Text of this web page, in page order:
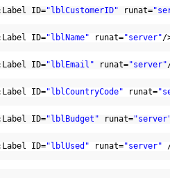
ID="lblCustomerID" runat=
ID="lblName" runat="server"/
ID="lblEmail" runat="server"
ID="lblCountryCode" runat=
ID="lblBudget" runat=
ID="lblUsed" runat="server"